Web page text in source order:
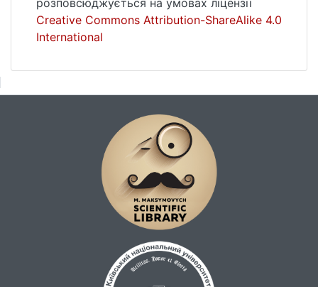
революції 1917-1921 рр. консолідаційну
роботу з українцями проводила
Українська Центральна Рада (УЦР) та
плані консолідації українців не тільки у
період завоювання влади, але і особливо
на її утримання. Ключові слова: політична
партія, програма політичної партії,
консолідація українців, націонал-
державницький напрям, самостійницький
напрям, соціалістична спрямованість,
розповсюджується на умовах ліцензії
Creative Commons Attribution-ShareAlike 4.0
International